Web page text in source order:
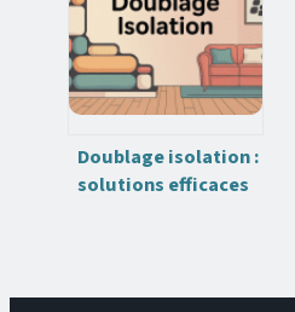
Doublage isolation :
solutions efficaces